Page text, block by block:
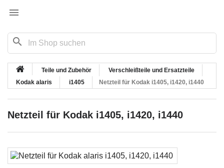

search
Teile und Zubehör
Verschleißteile und Ersatzteile
Kodak alaris
i1405 Netzteil für Kodak i1405, i1420, i1440
Netzteil für Kodak i1405, i1420, i1440